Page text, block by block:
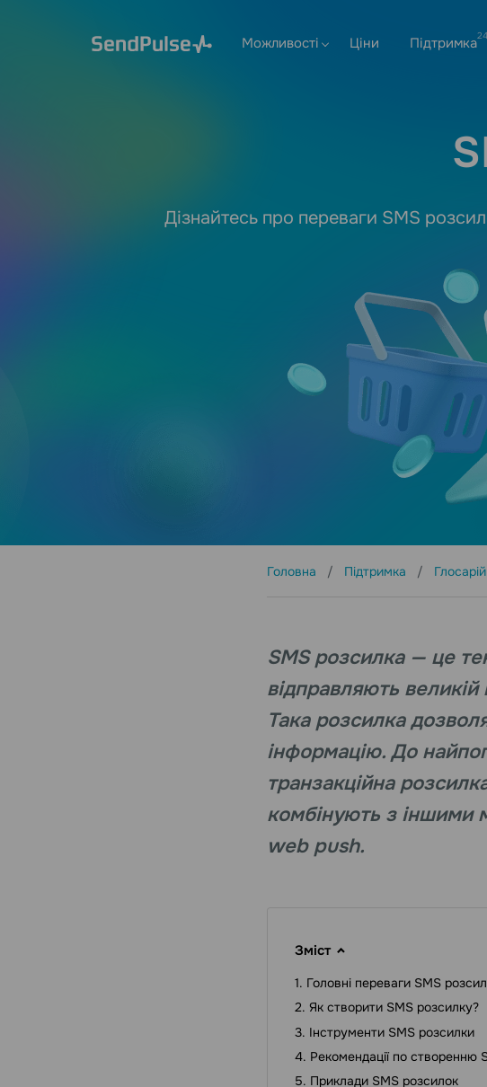
Можливості Ціни Підтримка
Дізнайтесь про переваги SMS
Головна Підтримка Глосарій
SMS розсилка — це
відправляють великій
Така розсилка
інформацію. До
транзакційна
комбінують з іншими
web push.
Зміст
Головні переваги SMS
Як створити SMS розсилку?
Інструменти SMS розсилки
Рекомендації по створенню
Приклади SMS розсилок